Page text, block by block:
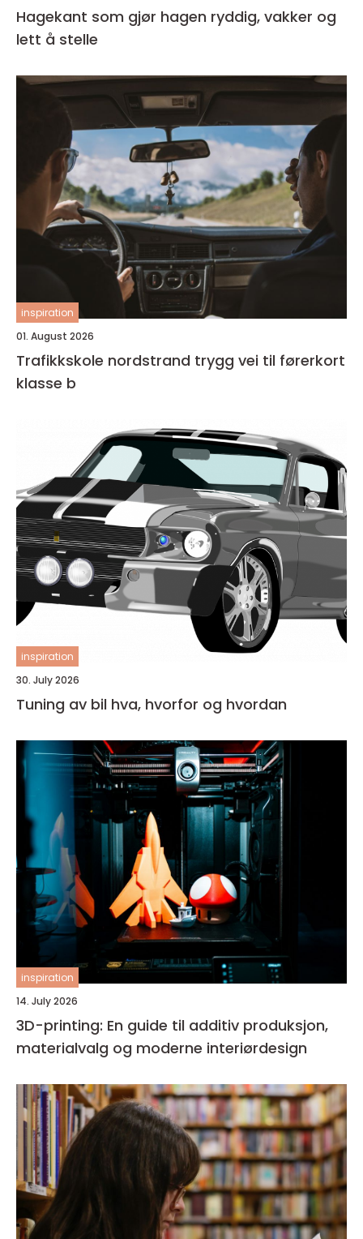
Hagekant som gjør hagen ryddig, vakker og
lett å stelle
inspiration
01. August 2026
Trafikkskole nordstrand trygg vei til førerkort
klasse b
inspiration
30. July 2026
Tuning av bil hva, hvorfor og hvordan
inspiration
14. July 2026
3D-printing: En guide til additiv produksjon,
materialvalg og moderne interiørdesign